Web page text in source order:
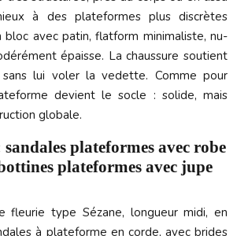
à des plateformes plus discrètes
avec patin, flatform minimaliste, nu-
épaisse. La chaussure soutient
lui voler la vedette. Comme pour
devient le socle : solide, mais
globale.
plateformes avec robe
plateformes avec jupe
fleurie type Sézane, longueur midi, en
à plateforme en corde, avec brides